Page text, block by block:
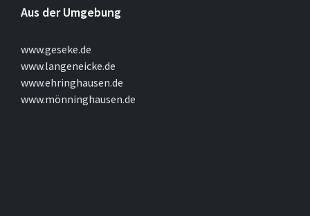
Aus der Umgebung
www.geseke.de
www.langeneicke.de
www.ehringhausen.de
www.mönninghausen.de